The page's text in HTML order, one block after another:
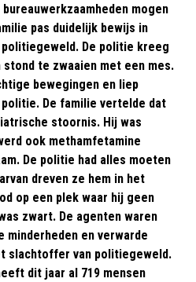
mogen
pas duidelijk bewijs in
De politie kreeg
stond te zwaaien met een mes.
bewegingen en liep
De familie vertelde dat
stoornis. Hij was
ook methamfetamine
De politie had alles moeten
dreven ze hem in het
op een plek waar hij geen
zwart. De agenten waren
minderheden en verwarde
slachtoffer van politiegeweld.
dit jaar al 719 mensen